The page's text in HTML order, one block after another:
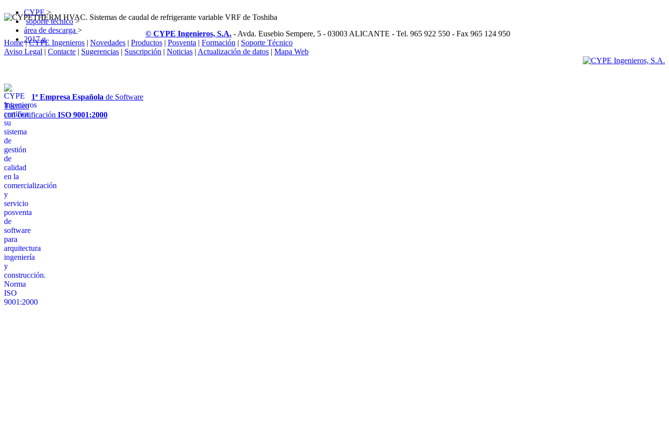
CYPE >
soporte técnico>
área de descarga >
2017.g
© CYPE Ingenieros, S.A. - Avda. Eusebio Sempere, 5 - 03003 ALICANTE - Tel. 965 922 550 - Fax 965 124 950
Home|CYPE Ingenieros | Novedades | Productos | Posventa | Formación | Soporte Técnico
Aviso Legal | Contacte | Sugerencias | Suscripción | Noticias | Actualización de datos | Mapa Web
1ª Empresa Española de Software
Técnico
con certificación ISO 9001:2000